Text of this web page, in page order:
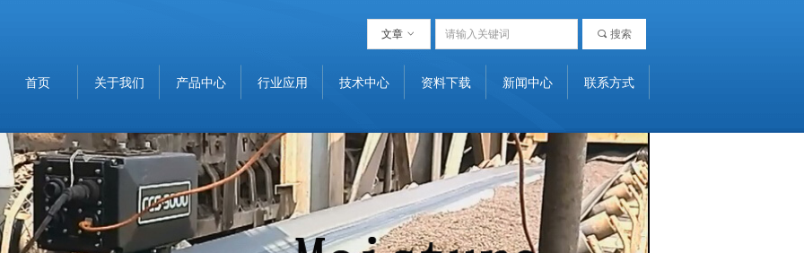
끠 搜索
文章 ꀁ
首页 关于我们 产品中心 行业应用 技术中心 资料下载 新闻中心 联系方式